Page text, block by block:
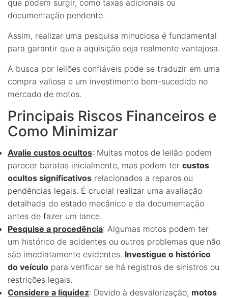
que podem surgir, como taxas adicionais ou
documentação pendente.
Assim, realizar uma pesquisa minuciosa é fundamental
para garantir que a aquisição seja realmente vantajosa.
A busca por leilões confiáveis pode se traduzir em uma
compra valiosa e um investimento bem-sucedido no
mercado de motos.
Principais Riscos Financeiros e
Como Minimizar
Avalie custos ocultos: Muitas motos de leilão podem
parecer baratas inicialmente, mas podem ter custos
ocultos significativos relacionados a reparos ou
pendências legais. É crucial realizar uma avaliação
detalhada do estado mecânico e da documentação
antes de fazer um lance.
Pesquise a procedência: Algumas motos podem ter
um histórico de acidentes ou outros problemas que não
são imediatamente evidentes. Investigue o histórico
do veículo para verificar se há registros de sinistros ou
restrições legais.
Considere a liquidez: Devido à desvalorização, motos